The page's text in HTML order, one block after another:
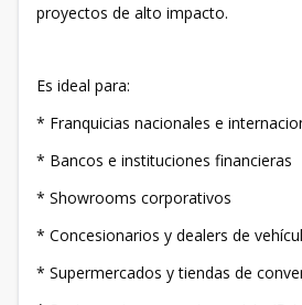
proyectos de alto impacto.
Es ideal para:
* Franquicias nacionales e
* Bancos e instituciones financieras
* Showrooms corporativos
* Concesionarios y dealers de
* Supermercados y tiendas de